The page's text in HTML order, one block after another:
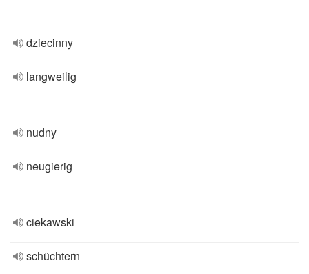
dziecinny
langweilig
nudny
neugierig
ciekawski
schüchtern